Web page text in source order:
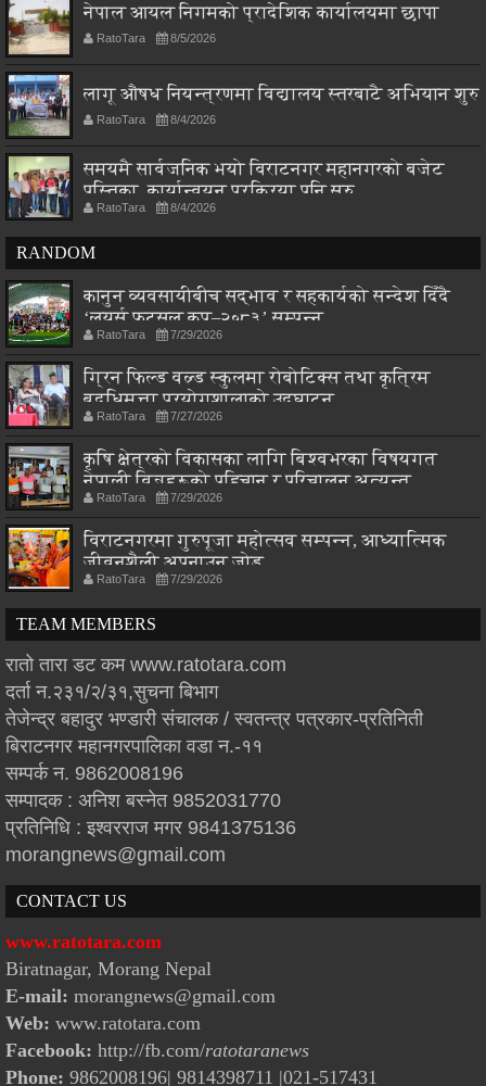
नेपाल आयल निगमको प्रादेशिक कार्यालयमा छापा
RatoTara 8/5/2026
लागू औषध नियन्त्रणमा विद्यालय स्तरबाटै अभियान शुरु
RatoTara 8/4/2026
समयमै सार्वजनिक भयो विराटनगर महानगरको बजेट
पुस्तिका, कार्यान्वयन प्रक्रिया पनि सुरु
RatoTara 8/4/2026
RANDOM
कानुन व्यवसायीबीच सद्भाव र सहकार्यको सन्देश दिँदै
‘लयर्स फुटसल कप–२०८३’ सम्पन्न
RatoTara 7/29/2026
ग्रिन फिल्ड वल्र्ड स्कुलमा रोबोटिक्स तथा कृत्रिम
बुद्धिमत्ता प्रयोगशालाको उद्घाटन
RatoTara 7/27/2026
कृषि क्षेत्रको विकासका लागि बिश्वभरका विषयगत
नेपाली विज्ञहरूको पहिचान र परिचालन अत्यन्त
आवश्यक : मन्त्री चौधरी
RatoTara 7/29/2026
विराटनगरमा गुरुपूजा महोत्सव सम्पन्न, आध्यात्मिक
जीवनशैली अपनाउन जोड
RatoTara 7/29/2026
TEAM MEMBERS
रातो तारा डट कम www.ratotara.com
दर्ता न.२३१/२/३१,सुचना बिभाग
तेजेन्द्र बहादुर भण्डारी संचालक / स्वतन्त्र पत्रकार-प्रतिनिती
बिराटनगर महानगरपालिका वडा न.-११
सम्पर्क न. 9862008196
सम्पादक : अनिश बस्नेत 9852031770
प्रतिनिधि : इश्वरराज मगर 9841375136
morangnews@gmail.com
CONTACT US
www.ratotara.com
Biratnagar, Morang Nepal
E-mail: morangnews@gmail.com
Web: www.ratotara.com
Facebook: http://fb.com/ratotaranews
Phone: 9862008196| 9814398711 |021-517431